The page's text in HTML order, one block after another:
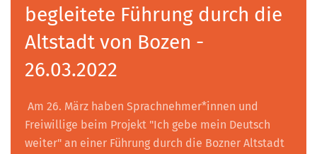
begleitete Führung durch die
Altstadt von Bozen -
26.03.2022
Am 26. März haben Sprachnehmer*innen und
Freiwillige beim Projekt "Ich gebe mein Deutsch
weiter" an einer Führung durch die Bozner Altstadt